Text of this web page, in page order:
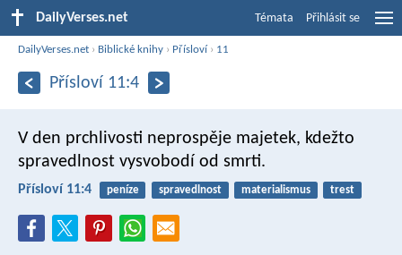
DailyVerses.net Témata Přihlásit se
DailyVerses.net › Biblické knihy › Přísloví› 11
Přísloví 11:4
V den prchlivosti neprospěje majetek, kdežto
spravedlnost vysvobodí od smrti.
Přísloví 11:4 peníze spravedlnost materialismus trest